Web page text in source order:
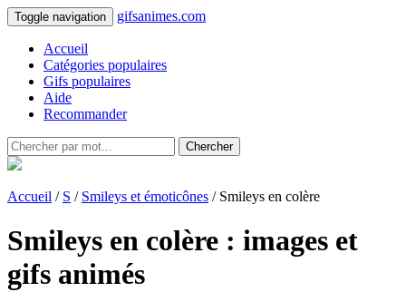
Toggle navigation gifsanimes.com
Accueil
Catégories populaires
Gifs populaires
Aide
Recommander
Chercher
Accueil / S / Smileys et émoticônes / Smileys en colère
Smileys en colère : images et
gifs animés